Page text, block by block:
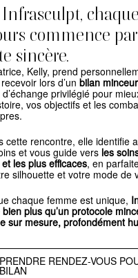
Infrasculpt, chaque
commence
sincère.
Kelly, prend
lors d’un bilan
privilégié pour
vos objectifs et les
cette rencontre, elle identifie
et vous guide vers les
les plus efficaces, en
silhouette et votre mode de
chaque femme est unique,
plus qu’un protocole
sur mesure, profondément
PRENDRE RENDEZ-VOUS
BILAN